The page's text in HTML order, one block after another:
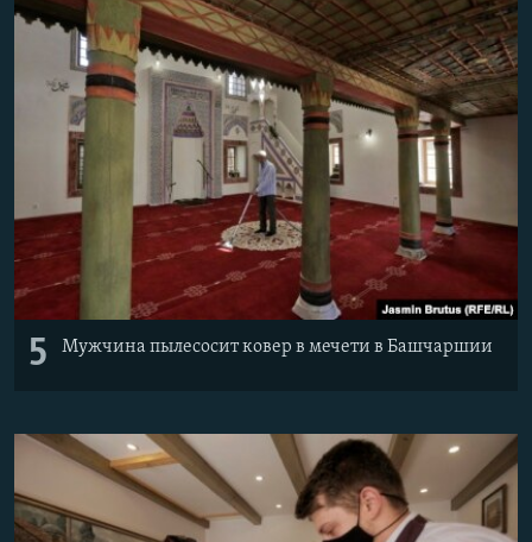
5 Мужчина пылесосит ковер в мечети в Башчаршии